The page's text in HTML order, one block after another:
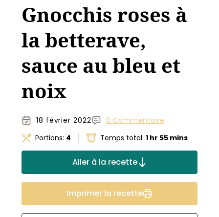
Gnocchis roses à
la betterave,
sauce au bleu et
noix
18 février 2022
0 Commentaire
Portions: 4 Temps total: 1 hr 55 mins
Aller à la recette
Imprimer la recette